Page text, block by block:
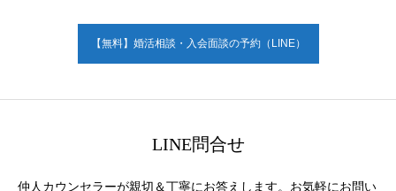
【無料】婚活相談・入会面談の予約（LINE）
LINE問合せ
仲人カウンセラーが親切＆丁寧にお答えします。お気軽にお問い